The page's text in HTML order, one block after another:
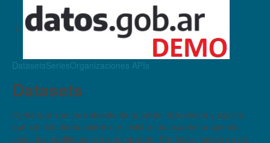
DatasetsSeriesOrganizaciones APIs
Datasets
Contá qué son los datasets de tu portal. Aprovechá y explicá
qué son los datos abiertos, e invitá a tus usuarios a que los
usen, los modifiquen y los compartan. Por favor, hacelo en no